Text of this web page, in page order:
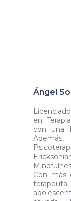
Ángel
en
con una
Con más